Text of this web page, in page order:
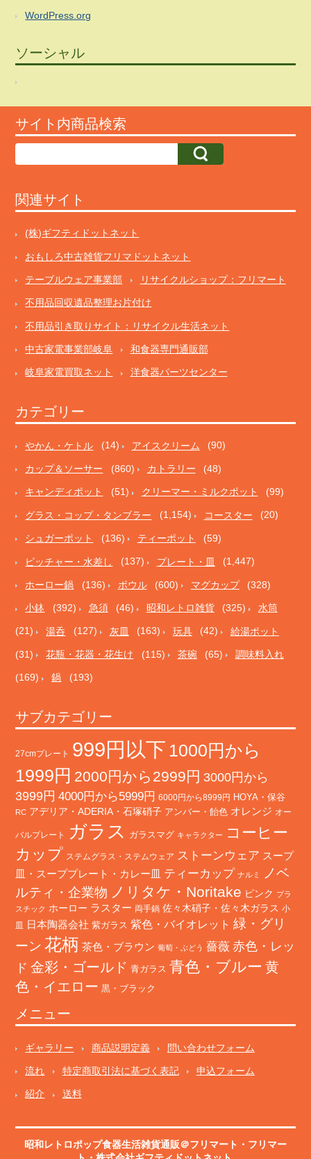
WordPress.org
ソーシャル
サイト内商品検索
関連サイト
(株)ギフティドットネット
おもしろ中古雑貨フリマドットネット
テーブルウェア事業部 リサイクルショップ：フリマート
不用品回収遺品整理お片付け
不用品引き取りサイト：リサイクル生活ネット
中古家電事業部岐阜 和食器専門通販部
岐阜家電買取ネット 洋食器パーツセンター
カテゴリー
やかん・ケトル (14) アイスクリーム (90)
カップ＆ソーサー (860) カトラリー (48)
キャンディポット (51) クリーマー・ミルクポット (99)
グラス・コップ・タンブラー (1,154) コースター (20)
シュガーポット (136) ティーポット (59)
ピッチャー・水差し (137) プレート・皿 (1,447)
ホーロー鍋 (136) ボウル (600) マグカップ (328)
小鉢 (392) 急須 (46) 昭和レトロ雑貨 (325) 水筒
(21) 湯呑 (127) 灰皿 (163) 玩具 (42) 給湯ポット
(31) 花瓶・花器・花生け (115) 茶碗 (65) 調味料入れ
(169) 鍋 (193)
サブカテゴリー
27cmプレート 999円以下 1000円から
1999円 2000円から2999円 3000円から
3999円 4000円から5999円 6000円から8999円 HOYA・保谷
RC アデリア・ADERIA・石塚硝子 アンバー・飴色 オレンジ オー
バルプレート ガラス ガラスマグ キャラクター
コーヒー
カップ ステムグラス・ステムウェア ストーンウェア スープ
皿・スーププレート・カレー皿 ティーカップ ナルミ
ノベ
ルティ・企業物 ノリタケ・Noritake ピンク プラ
スチック ホーロー ラスター 両手鍋 佐々木硝子・佐々木ガラス 小
皿
日本陶器会社 紫ガラス 紫色・バイオレット 緑・グリ
ーン 花柄 茶色・ブラウン 葡萄・ぶどう 薔薇 赤色・レッ
ド 金彩・ゴールド 青ガラス 青色・ブルー 黄
色・イエロー 黒・ブラック
メニュー
ギャラリー 商品説明定義 問い合わせフォーム
流れ 特定商取引法に基づく表記 申込フォーム
紹介 送料
昭和レトロポップ食器生活雑貨通販＠フリマート ・ フリマー